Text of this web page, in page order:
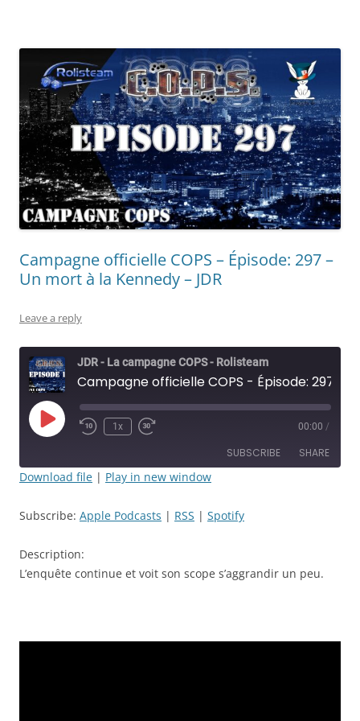
Campagne officielle COPS – Épisode: 297 –
Un mort à la Kennedy – JDR
Leave a reply
JDR - La campagne COPS - Rolisteam
Play
Episode
Rewind
1x
Fast
seconds
00:00 /
SUBSCRIBE SHARE
RSS FEED
EMBED
Download file | Play in new window
Subscribe: Apple Podcasts | RSS | Spotify
Description:
L’enquête continue et voit son scope s’aggrandir un peu.